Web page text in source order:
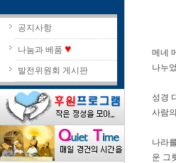
공지사항
나눔과 베품 ♥
발전위원회 게시판
메네
나누
성경
사람
나라
운 그